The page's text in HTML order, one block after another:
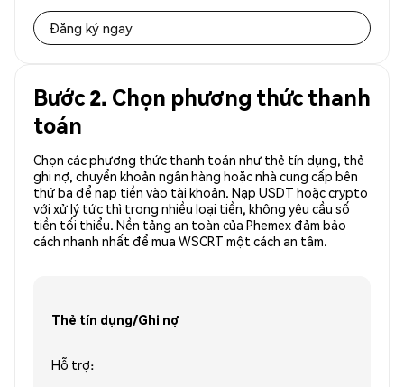
Đăng ký ngay
Bước 2. Chọn phương thức thanh
toán
Chọn các phương thức thanh toán như thẻ tín dụng, thẻ
ghi nợ, chuyển khoản ngân hàng hoặc nhà cung cấp bên
thứ ba để nạp tiền vào tài khoản. Nạp USDT hoặc crypto
với xử lý tức thì trong nhiều loại tiền, không yêu cầu số
tiền tối thiểu. Nền tảng an toàn của Phemex đảm bảo
cách nhanh nhất để mua WSCRT một cách an tâm.
Thẻ tín dụng/Ghi nợ
Hỗ trợ: